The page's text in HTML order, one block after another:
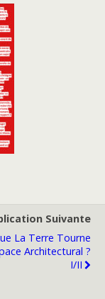
Suivante
La Terre Tourne
Architectural ?
I/II